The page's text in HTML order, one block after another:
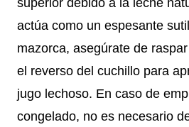
actúa como un espesante
mazorca, asegúrate de
el reverso del cuchillo para
jugo lechoso. En caso de
congelado, no es necesario